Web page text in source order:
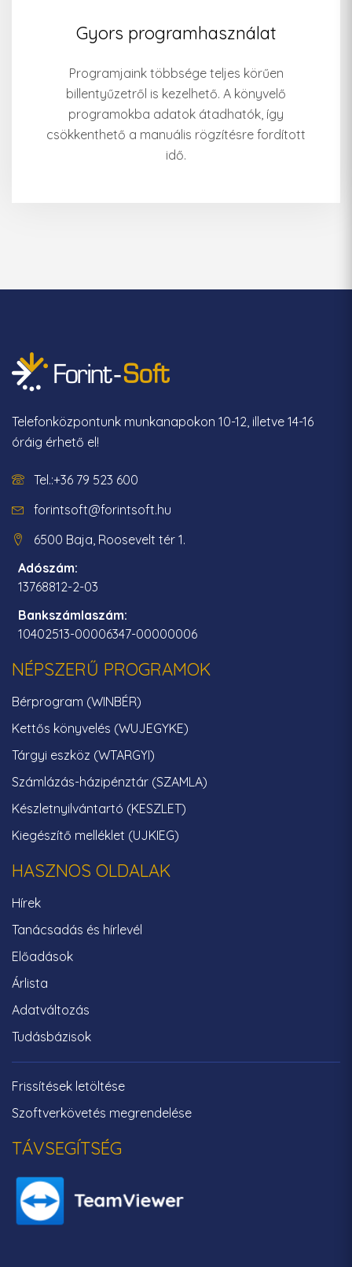
Gyors programhasználat
Programjaink többsége teljes körűen
billentyűzetről is kezelhető. A könyvelő
programokba adatok átadhatók, így
csökkenthető a manuális rögzítésre fordított
idő.
Telefonközpontunk munkanapokon 10-12, illetve 14-16
óráig érhető el!
Tel.:+36 79 523 600
forintsoft@forintsoft.hu
6500 Baja, Roosevelt tér 1.
Adószám:
13768812-2-03
Bankszámlaszám:
10402513-00006347-00000006
NÉPSZERŰ PROGRAMOK
Bérprogram (WINBÉR)
Kettős könyvelés (WUJEGYKE)
Tárgyi eszköz (WTARGYI)
Számlázás-házipénztár (SZAMLA)
Készletnyilvántartó (KESZLET)
Kiegészítő melléklet (UJKIEG)
HASZNOS OLDALAK
Hírek
Tanácsadás és hírlevél
Előadások
Árlista
Adatváltozás
Tudásbázisok
Frissítések letöltése
Szoftverkövetés megrendelése
TÁVSEGÍTSÉG